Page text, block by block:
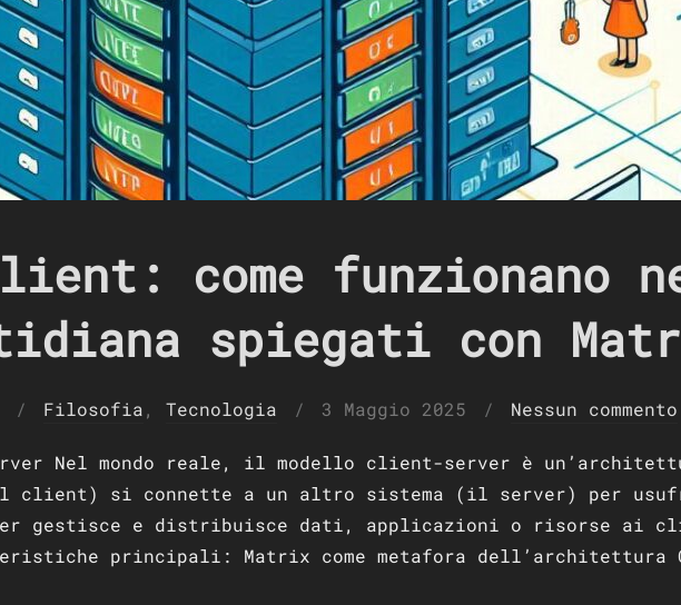
come funzionano
spiegati con
Filosofia, Tecnologia
Pubblicato
3 Maggio 2025 Nessun commento
Nel mondo reale, il modello client-server è
client) si connette a un altro sistema (il server) per
gestisce e distribuisce dati, applicazioni o risorse ai
principali: Matrix come metafora dell’architettura